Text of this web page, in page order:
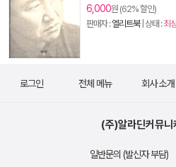
6,000원 (62% 할인)
판매자 :엘리트북| 상태 :최
로그인 전체 메뉴 회사 소개
(주)알라딘커뮤니
일반문의 (발신자 부담)